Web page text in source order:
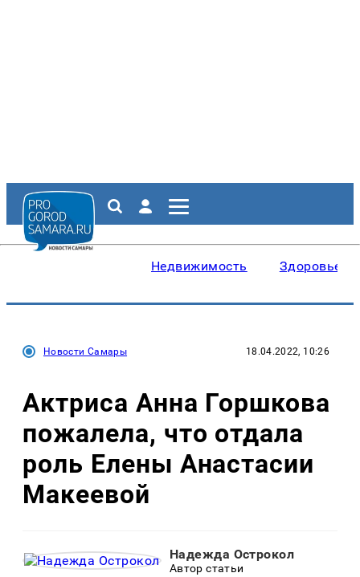
Недвижимость Здоровье
Новости Самары 18.04.2022, 10:26
Актриса Анна Горшкова
пожалела, что отдала
роль Елены Анастасии
Макеевой
Надежда Острокол
Автор статьи